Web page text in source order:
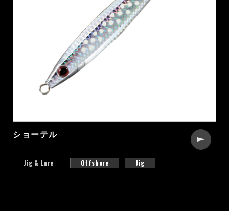
ショーテル
Jig & Lure Offshore Jig